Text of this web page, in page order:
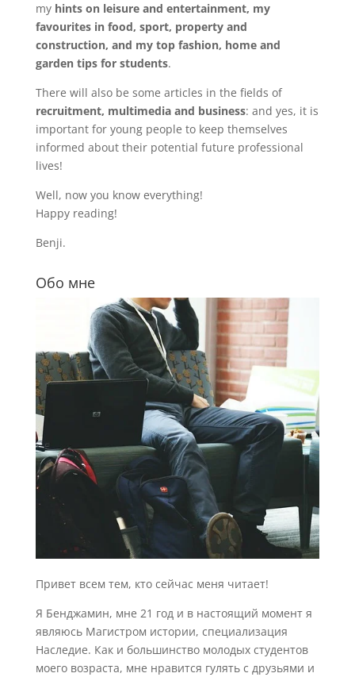
my hints on leisure and entertainment, my
favourites in food, sport, property and
construction, and my top fashion, home and
garden tips for students.
There will also be some articles in the fields of
recruitment, multimedia and business: and yes, it is
important for young people to keep themselves
informed about their potential future professional
lives!
Well, now you know everything!
Happy reading!
Benji.
Обо мне
Привет всем тем, кто сейчас меня читает!
Я Бенджамин, мне 21 год и в настоящий момент я
являюсь Магистром истории, специализация
Наследие. Как и большинство молодых студентов
моего возраста, мне нравится гулять с друзьями и